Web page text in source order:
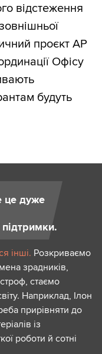
відстеження
проєкт AP
Офісу
будуть
це дуже
інші. Розкриваємо
зрадників,
стаємо
Наприклад, Ілон
прирівняти до
із
роботи й сотні